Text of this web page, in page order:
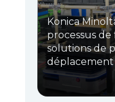
Konica
processus de
solutions de
déplacement